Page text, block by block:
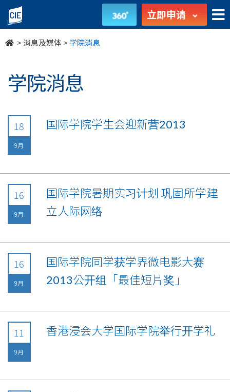
undefined 立即申请
>消息及媒体 >学院消息
学院消息
18
9月
国际学院学生会迎新营2013
16
9月
国际学院暑期实习计划 巩固所学建
立人际网络
16
9月
国际学院同学获学界微电影大赛
2013公开组「最佳短片奖」
11
9月
香港浸会大学国际学院举行开学礼